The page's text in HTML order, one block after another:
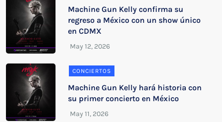
Machine Gun Kelly confirma su
regreso a México con un show único
en CDMX
CONCIERTOS
Machine Gun Kelly hará historia con
su primer concierto en México